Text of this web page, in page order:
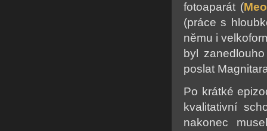
fotoaparát (
(práce s
němu i
byl
poslat
Po krátké
kvalitativní
nakonec